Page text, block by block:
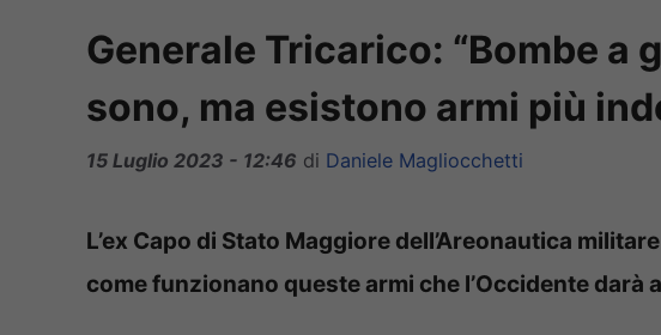
Generale Tricarico: “Bombe a
sono, ma esistono armi più
15 Luglio 2023 - 12:46 di Daniele Magliocchetti
L’ex Capo di Stato Maggiore dell’Areonautica
come funzionano queste armi che l’Occidente darà